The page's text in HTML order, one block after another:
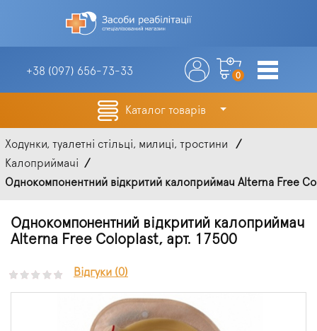
+38 (097) 656-73-33 0
Каталог товарів
Ходунки, туалетні стільці, милиці, тростини
Калоприймачі
Однокомпонентний відкритий калоприймач Alterna Free
Однокомпонентний відкритий калоприймач
Alterna Free Coloplast, арт. 17500
Відгуки (0)